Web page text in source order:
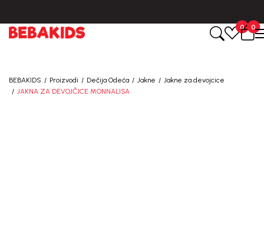
0
0
BEBAKIDS Proizvodi Dečija Odeća Jakne
Jakne za devojcice
JAKNA ZA DEVOJČICE MONNALISA